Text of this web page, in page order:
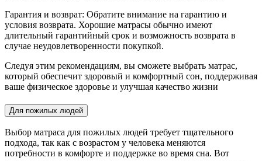
Гарантия и возврат: Обратите внимание на гарантию и
условия возврата. Хорошие матрасы обычно имеют
длительный гарантийный срок и возможность возврата в
случае неудовлетворенности покупкой.
Следуя этим рекомендациям, вы сможете выбрать матрас,
который обеспечит здоровый и комфортный сон, поддерживая
ваше физическое здоровье и улучшая качество жизни
Для пожилых людей
Выбор матраса для пожилых людей требует тщательного
подхода, так как с возрастом у человека меняются
потребности в комфорте и поддержке во время сна. Вот